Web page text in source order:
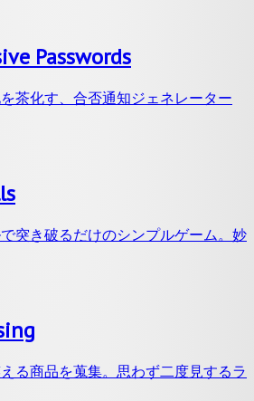
Passwords
茶化す、合否通知ジェネレーター
突き破るだけのシンプルゲーム。妙
る商品を蒐集。思わず二度見するラ